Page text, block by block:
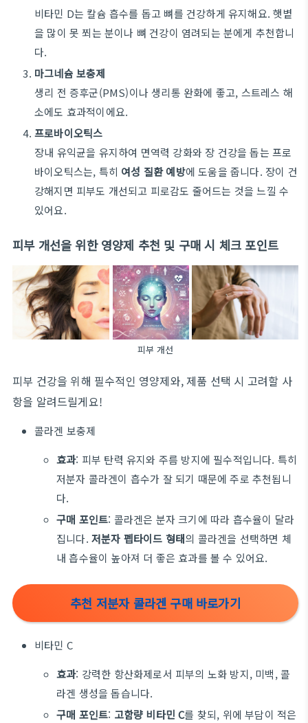
비타민 D는 칼슘 흡수를 돕고 뼈를 건강하게 유지해요. 햇볕
을 많이 못 쬐는 분이나 뼈 건강이 염려되는 분에게 추천합니
다.
마그네슘 보충제
생리 전 증후군(PMS)이나 생리통 완화에 좋고, 스트레스 해
소에도 효과적이에요.
프로바이오틱스
장내 유익균을 유지하여 면역력 강화와 장 건강을 돕는 프로
바이오틱스는, 특히 여성 질환 예방에 도움을 줍니다. 장이 건
강해지면 피부도 개선되고 피로감도 줄어드는 것을 느낄 수
있어요.
피부 개선을 위한 영양제 추천 및 구매 시 체크 포인트
피부 개선
피부 건강을 위해 필수적인 영양제와, 제품 선택 시 고려할 사
항을 알려드릴게요!
콜라겐 보충제
효과: 피부 탄력 유지와 주름 방지에 필수적입니다. 특히
저분자 콜라겐이 흡수가 잘 되기 때문에 주로 추천됩니
다.
구매 포인트: 콜라겐은 분자 크기에 따라 흡수율이 달라
집니다.저분자 펩타이드 형태의 콜라겐을 선택하면 체
내 흡수율이 높아져 더 좋은 효과를 볼 수 있어요.
추천 저분자 콜라겐 구매 바로가기
비타민 C
효과: 강력한 항산화제로서 피부의 노화 방지, 미백, 콜
라겐 생성을 돕습니다.
구매 포인트: 고함량 비타민 C를 찾되, 위에 부담이 적은